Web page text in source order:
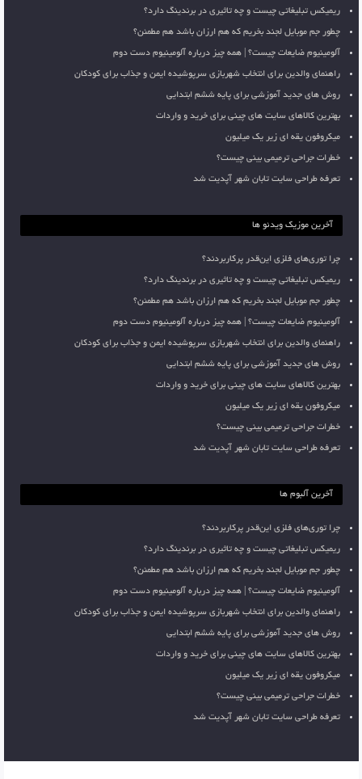
ریمیکس تبلیغاتی چیست و چه تاثیری در برندینگ دارد؟
چطور جم موبایل لجند بخریم که هم ارزان باشد هم مطمئن؟
آلومینیوم ضایعات چیست؟ | همه چیز درباره آلومینیوم دست دوم
راهنمای والدین برای انتخاب شهربازی سرپوشیده ایمن و جذاب برای کودکان
روش های جدید آموزشی برای پایه ششم ابتدایی
بهترین کالاهای سایت های چینی برای خرید و واردات
میکروفون یقه ای زیر یک میلیون
خطرات جراحی ترمیمی بینی چیست؟
تعرفه طراحی سایت تابان شهر آپدیت شد
آخرین موزیک ویدئو ها
چرا توری‌های فلزی این‌قدر پرکاربردند؟
ریمیکس تبلیغاتی چیست و چه تاثیری در برندینگ دارد؟
چطور جم موبایل لجند بخریم که هم ارزان باشد هم مطمئن؟
آلومینیوم ضایعات چیست؟ | همه چیز درباره آلومینیوم دست دوم
راهنمای والدین برای انتخاب شهربازی سرپوشیده ایمن و جذاب برای کودکان
روش های جدید آموزشی برای پایه ششم ابتدایی
بهترین کالاهای سایت های چینی برای خرید و واردات
میکروفون یقه ای زیر یک میلیون
خطرات جراحی ترمیمی بینی چیست؟
تعرفه طراحی سایت تابان شهر آپدیت شد
آخرین آلبوم ها
چرا توری‌های فلزی این‌قدر پرکاربردند؟
ریمیکس تبلیغاتی چیست و چه تاثیری در برندینگ دارد؟
چطور جم موبایل لجند بخریم که هم ارزان باشد هم مطمئن؟
آلومینیوم ضایعات چیست؟ | همه چیز درباره آلومینیوم دست دوم
راهنمای والدین برای انتخاب شهربازی سرپوشیده ایمن و جذاب برای کودکان
روش های جدید آموزشی برای پایه ششم ابتدایی
بهترین کالاهای سایت های چینی برای خرید و واردات
میکروفون یقه ای زیر یک میلیون
خطرات جراحی ترمیمی بینی چیست؟
تعرفه طراحی سایت تابان شهر آپدیت شد